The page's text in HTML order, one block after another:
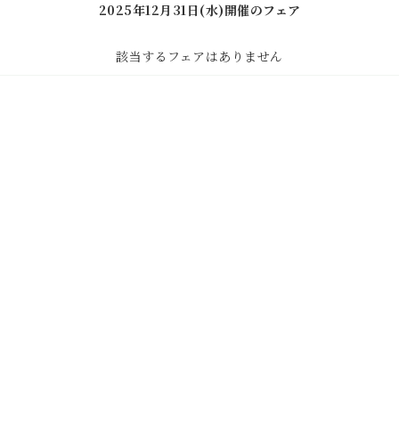
2025年12月31日(水)開催のフェア
該当するフェアはありません